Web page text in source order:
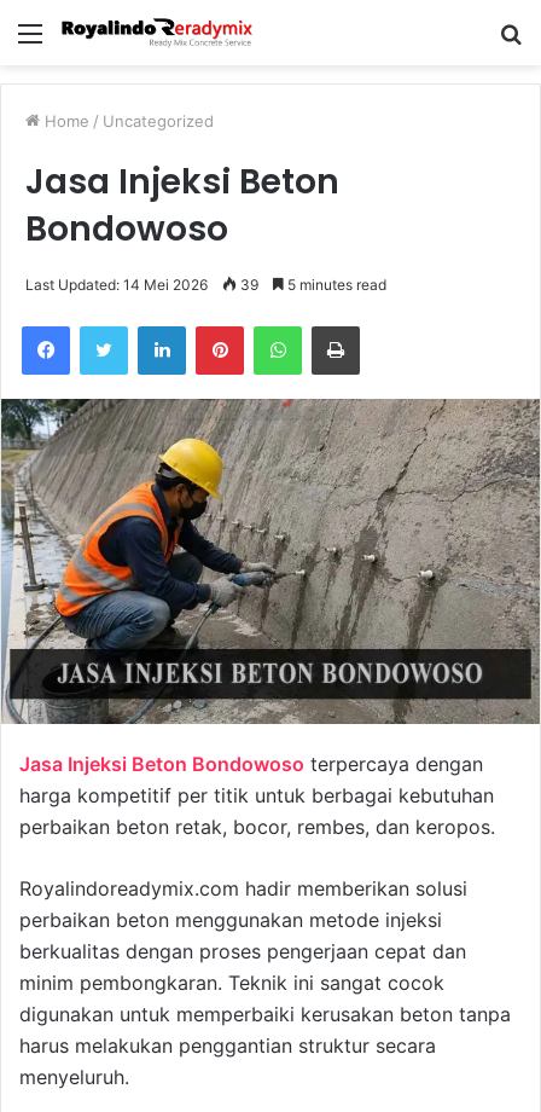
Menu
Home / Uncategorized
Jasa Injeksi Beton
Bondowoso
Last Updated: 14 Mei 2026 39 5 minutes read
FacebookTwitter LinkedInPinterestWhatsAppPrint
Jasa Injeksi Beton Bondowoso terpercaya dengan
harga kompetitif per titik untuk berbagai kebutuhan
perbaikan beton retak, bocor, rembes, dan keropos.
Royalindoreadymix.com hadir memberikan solusi
perbaikan beton menggunakan metode injeksi
berkualitas dengan proses pengerjaan cepat dan
minim pembongkaran. Teknik ini sangat cocok
digunakan untuk memperbaiki kerusakan beton tanpa
harus melakukan penggantian struktur secara
menyeluruh.